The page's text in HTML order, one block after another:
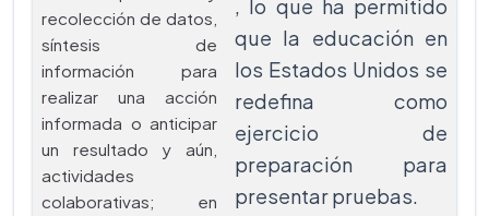
recolección de datos,
síntesis de
información para
realizar una acción
informada o anticipar
un resultado y aún,
actividades
colaborativas; en
, lo que ha permitido
que la educación en
los Estados Unidos se
redefina como
ejercicio de
preparación para
presentar pruebas.